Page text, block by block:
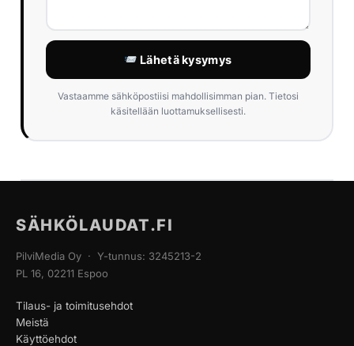
Lähetä kysymys
Vastaamme sähköpostiisi mahdollisimman pian. Tietosi
käsitellään luottamuksellisesti.
SÄHKÖLAUDAT.FI
PilviMedia Oy · Y-tunnus: 3245213-2
PL 16, 02211 Espoo
Tilaus- ja toimitusehdot
Meistä
Käyttöehdot